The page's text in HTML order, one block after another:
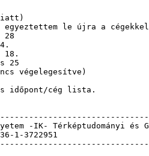
egyeztettem le újra a
28
18.
25
végelegesítve)
időpont/cég lista.
-IK- Térképtudományi és
Fax:+36-1-3722951